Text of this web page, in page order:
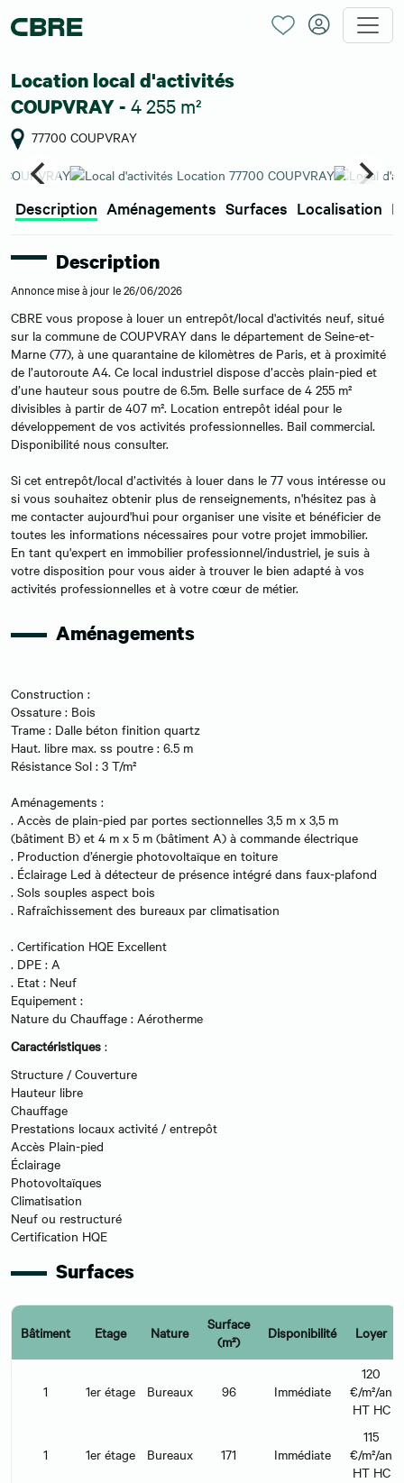
Location local d'activités
COUPVRAY - 4 255 m²
77700 COUPVRAY
Description Aménagements Surfaces Localisation
Description
Annonce mise à jour le 26/06/2026
CBRE vous propose à louer un entrepôt/local d'activités neuf, situé
sur la commune de COUPVRAY dans le département de Seine-et-
Marne (77), à une quarantaine de kilomètres de Paris, et à proximité
de l’autoroute A4. Ce local industriel dispose d’accès plain-pied et
d’une hauteur sous poutre de 6.5m. Belle surface de 4 255 m²
divisibles à partir de 407 m². Location entrepôt idéal pour le
développement de vos activités professionnelles. Bail commercial.
Disponibilité nous consulter.
Si cet entrepôt/local d’activités à louer dans le 77 vous intéresse ou
si vous souhaitez obtenir plus de renseignements, n'hésitez pas à
me contacter aujourd'hui pour organiser une visite et bénéficier de
toutes les informations nécessaires pour votre projet immobilier.
En tant qu'expert en immobilier professionnel/industriel, je suis à
votre disposition pour vous aider à trouver le bien adapté à vos
activités professionnelles et à votre cœur de métier.
Aménagements
Construction :
Ossature : Bois
Trame : Dalle béton finition quartz
Haut. libre max. ss poutre : 6.5 m
Résistance Sol : 3 T/m²
Aménagements :
. Accès de plain-pied par portes sectionnelles 3,5 m x 3,5 m
(bâtiment B) et 4 m x 5 m (bâtiment A) à commande électrique
. Production d’énergie photovoltaïque en toiture
. Éclairage Led à détecteur de présence intégré dans faux-plafond
. Sols souples aspect bois
. Rafraîchissement des bureaux par climatisation
. Certification HQE Excellent
. DPE : A
. Etat : Neuf
Equipement :
Nature du Chauffage : Aérotherme
Caractéristiques :
Structure / Couverture
Hauteur libre
Chauffage
Prestations locaux activité / entrepôt
Accès Plain-pied
Éclairage
Photovoltaïques
Climatisation
Neuf ou restructuré
Certification HQE
Surfaces
Bâtiment Etage Nature
Surface
(m²)
Disponibilité Loyer
1 1er étage Bureaux 96 Immédiate
120
€/m²/an
HT HC
1 1er étage Bureaux 171 Immédiate
115
€/m²/an
HT HC